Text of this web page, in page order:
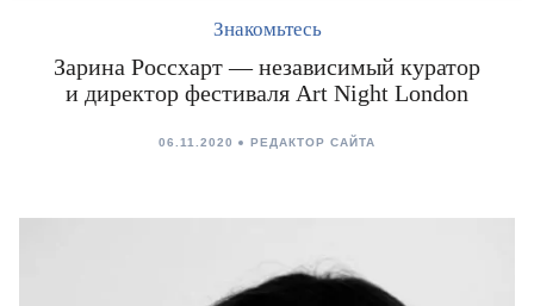
Знакомьтесь
Зарина Россхарт — независимый куратор
и директор фестиваля Art Night London
06.11.2020 РЕДАКТОР САЙТА